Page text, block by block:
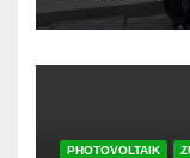
PHOTOVOLTAIK